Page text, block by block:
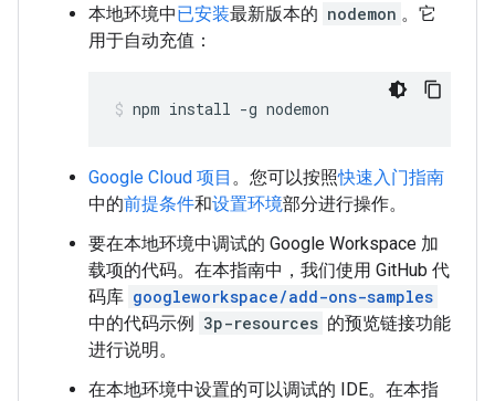
本地环境中已安装最新版本的 nodemon 。它
用于自动充值：
npm install -g nodemon
Google Cloud 项目 。您可以按照快速入门指南
中的前提条件和设置环境部分进行操作。
要在本地环境中调试的 Google Workspace 加
载项的代码。在本指南中，我们使用 GitHub 代
码库 googleworkspace/add-ons-samples
中的代码示例 3p-resources 的预览链接功能
进行说明。
在本地环境中设置的可以调试的 IDE。在本指